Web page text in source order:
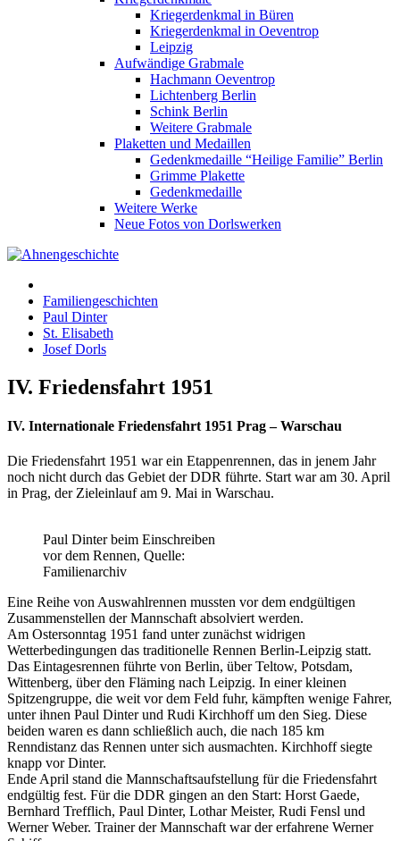
Kriegerdenkmal in Büren
Kriegerdenkmal in Oeventrop
Leipzig
Aufwändige Grabmale
Hachmann Oeventrop
Lichtenberg Berlin
Schink Berlin
Weitere Grabmale
Plaketten und Medaillen
Gedenkmedaille “Heilige Familie” Berlin
Grimme Plakette
Gedenkmedaille
Weitere Werke
Neue Fotos von Dorlswerken
Familiengeschichten
Paul Dinter
St. Elisabeth
Josef Dorls
IV. Friedensfahrt 1951
IV. Internationale Friedensfahrt 1951 Prag – Warschau
Die Friedensfahrt 1951 war ein Etappenrennen, das in jenem Jahr
noch nicht durch das Gebiet der DDR führte. Start war am 30. April
in Prag, der Zieleinlauf am 9. Mai in Warschau.
Paul Dinter beim Einschreiben
vor dem Rennen, Quelle:
Familienarchiv
Eine Reihe von Auswahlrennen mussten vor dem endgültigen
Zusammenstellen der Mannschaft absolviert werden.
Am Ostersonntag 1951 fand unter zunächst widrigen
Wetterbedingungen das traditionelle Rennen Berlin-Leipzig statt.
Das Eintagesrennen führte von Berlin, über Teltow, Potsdam,
Wittenberg, über den Fläming nach Leipzig. In einer kleinen
Spitzengruppe, die weit vor dem Feld fuhr, kämpften wenige Fahrer,
unter ihnen Paul Dinter und Rudi Kirchhoff um den Sieg. Diese
beiden waren es dann schließlich auch, die nach 185 km
Renndistanz das Rennen unter sich ausmachten. Kirchhoff siegte
knapp vor Dinter.
Ende April stand die Mannschaftsaufstellung für die Friedensfahrt
endgültig fest. Für die DDR gingen an den Start: Horst Gaede,
Bernhard Trefflich, Paul Dinter, Lothar Meister, Rudi Fensl und
Werner Weber. Trainer der Mannschaft war der erfahrene Werner